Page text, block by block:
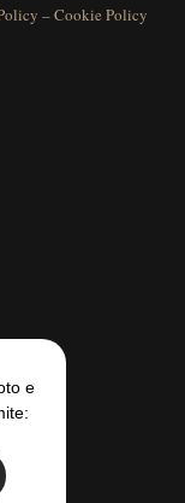
–Cookie Policy
e